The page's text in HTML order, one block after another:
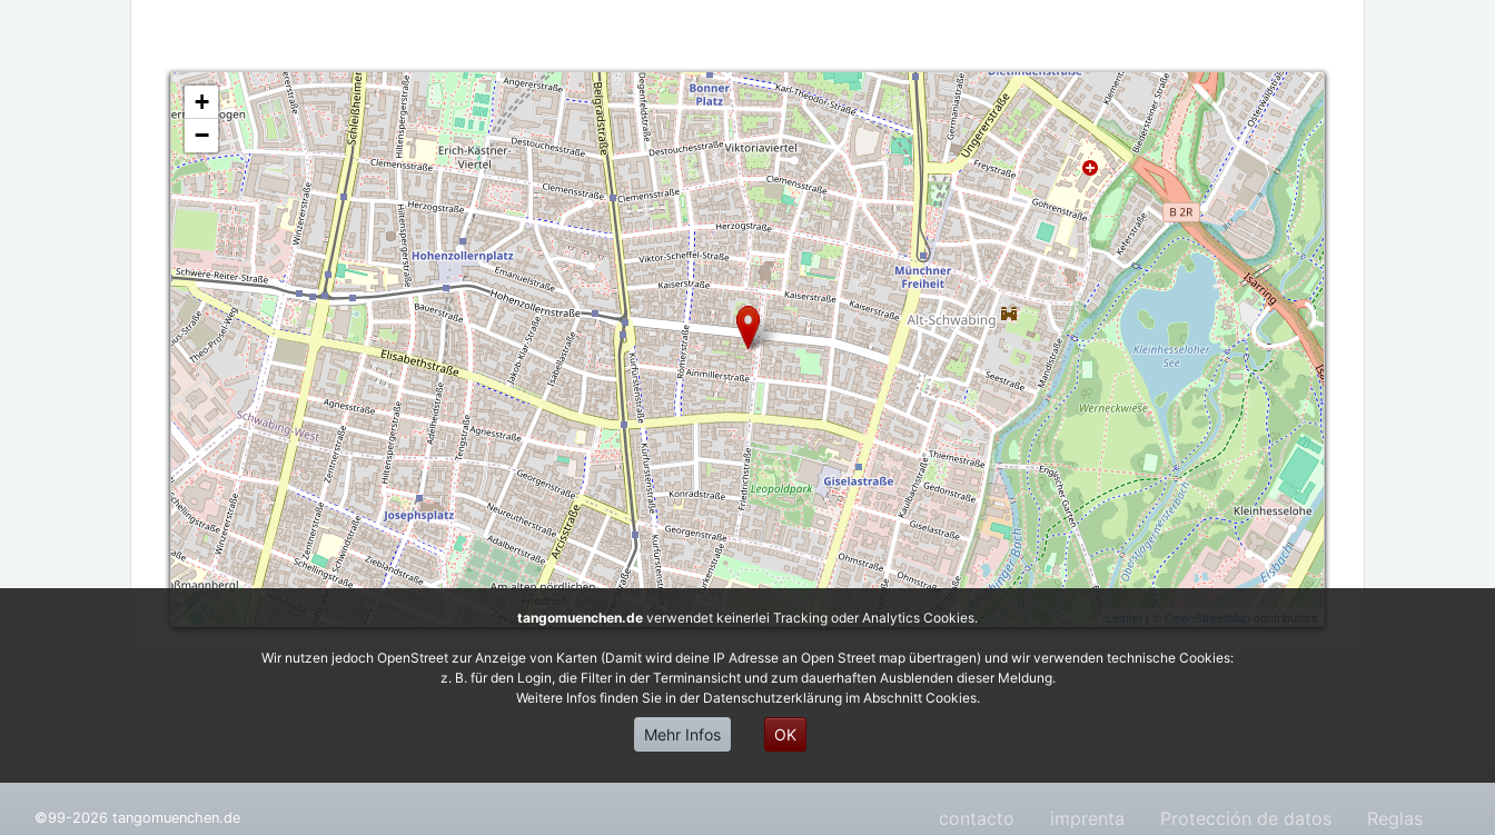
+
−
Leaflet OpenStreetMap
©99-2026 tangomuenchen.de contacto imprenta Protección de datos Reglas
tangomuenchen.de verwendet keinerlei Tracking oder Analytics Cookies.
Wir nutzen jedoch OpenStreet zur Anzeige von Karten (Damit wird deine IP Adresse an Open Street map übertragen) und wir verwenden technische Cookies:
z. B. für den Login, die Filter in der Terminansicht und zum dauerhaften Ausblenden dieser Meldung.
Weitere Infos finden Sie in der Datenschutzerklärung im Abschnitt Cookies.
Mehr Infos OK